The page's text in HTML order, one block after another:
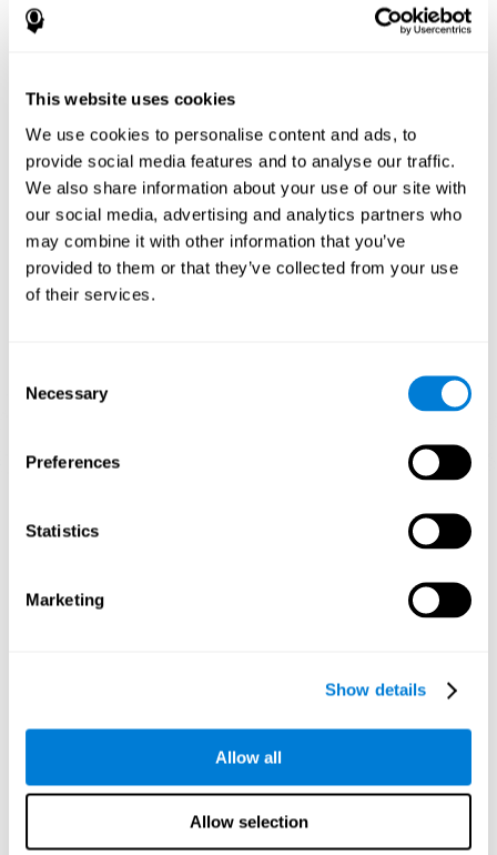
This website uses cookies
We use cookies to personalise content and ads, to
provide social media features and to analyse our traffic.
We also share information about your use of our site with
our social media, advertising and analytics partners who
may combine it with other information that you’ve
provided to them or that they’ve collected from your use
of their services.
Selection
Necessary
Preferences
Statistics
Marketing
Show details
Allow all
Allow selection
العين واليد.
كيف تحسّن اللعبة العقلية "سباق الرخام"
نمط التنشيط العصبي الذي يساعد في إعادة تنظيم الدوائر العصبية
واسترداد الوظائف المعرفية الضعيفة. إنّ تنبيه مهاراته باستمرار قد
يساعد في إنشاء تشابك عصبي جديد، وإعادة تنظيم الدوائر العصبية
وتحسين الوظائف المعرفية. في اللعبة سباق الرخام ننشّط القدرات
المتعلّقة بالتقدير والتنسيط بين العين واليد.
الأسبوع الثالث
إسقاط رسومي إرشادي للشبكات العصبية بعد 3 أسابيع.
ما يحدث إن لم أدرّب قدراتي المعرفية؟
يميل دماغنا إلى توفير الموارد عن طريق إزالة الاتصالات غير المستخدمة.
إن لم نستخدم مهارة معرفية، لا يعطي الدماغ الموارد لهذا نمط التنشيط
ألعاب الموصى بها